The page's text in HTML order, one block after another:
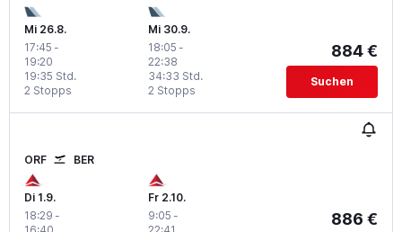
Mi 26.8.
17:45 -
19:20
2 Stopps
19:35 Std.
Mi 30.9.
18:05 -
22:38
2 Stopps
34:33 Std.
884 €
Suchen
ORF BER
Di 1.9.
18:29 -
Fr 2.10.
9:05 -
886 €